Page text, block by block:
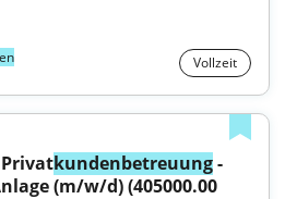
Vollzeit
kundenbetreuung -
(m/w/d) (405000.00